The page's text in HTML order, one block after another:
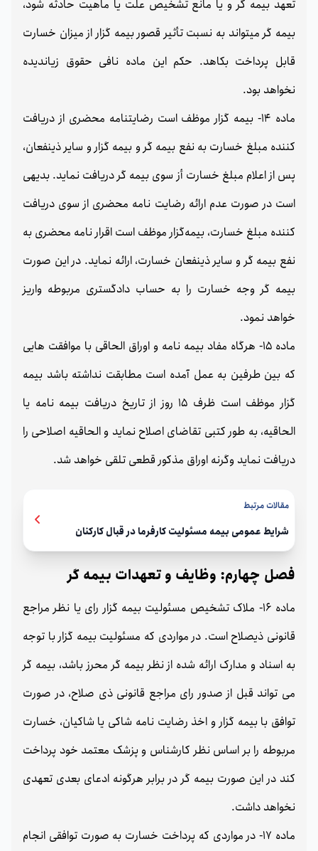
تعهد بیمه گر و یا مانع تشخيص علت یا ماهیت حادثه شود،
بیمه گر میتواند به نسبت تأثیر قصور بیمه گزار از میزان خسارت
قابل پرداخت بکاهد. حکم این ماده نافی حقوق زیاندیده
نخواهد بود.
ماده 14- بیمه گزار موظف است رضایتنامه محضری از دریافت
کننده مبلغ خسارت به نفع بیمه گر و بیمه گزار و سایر ذینفعان،
پس از اعلام مبلغ خسارت أز سوی بیمه گر دریافت نماید. بدیهی
است در صورت عدم ارائه رضایت نامه محضری از سوی دریافت
کننده مبلغ خسارت، بیمه‌گزار موظف است اقرار نامه محضری به
نفع بیمه گر و سایر ذینفعان خسارت، ارائه نماید. در این صورت
بیمه گر وجه خسارت را به حساب دادگستری مربوطه واریز
خواهد نمود.
ماده 15- هرگاه مفاد بیمه نامه و اوراق الحاقی با موافقت هایی
که بین طرفین به عمل آمده است مطابقت نداشته باشد بیمه
گزار موظف است ظرف 15 روز از تاریخ دریافت بیمه نامه یا
الحاقیه، به طور کتبی تقاضای اصلاح نماید و الحاقیه اصلاحی را
دریافت نماید وگرنه اوراق مذکور قطعی تلقی خواهد شد.
مقالات مرتبط
شرایط عمومی بیمه مسئولیت کارفرما در قبال کارکنان
فصل چهارم: وظایف و تعهدات بیمه گر
ماده 16- ملاک تشخیص مسئولیت بیمه گزار رای یا نظر مراجع
قانونی ذیصلاح است. در مواردی که مسئولیت بیمه گزار با توجه
به اسناد و مدارک ارائه شده از نظر بیمه گر محرز باشد، بیمه گر
می تواند قبل از صدور رای مراجع قانونی ذی صلاح، در صورت
توافق با بیمه گزار و اخذ رضایت نامه شاکی یا شاکیان، خسارت
مربوطه را بر اساس نظر کارشناس و پزشک معتمد خود پرداخت
کند در این صورت بیمه گر در برابر هرگونه ادعای بعدی تعهدی
نخواهد داشت.
ماده 17- در مواردی که پرداخت خسارت به صورت توافقی انجام